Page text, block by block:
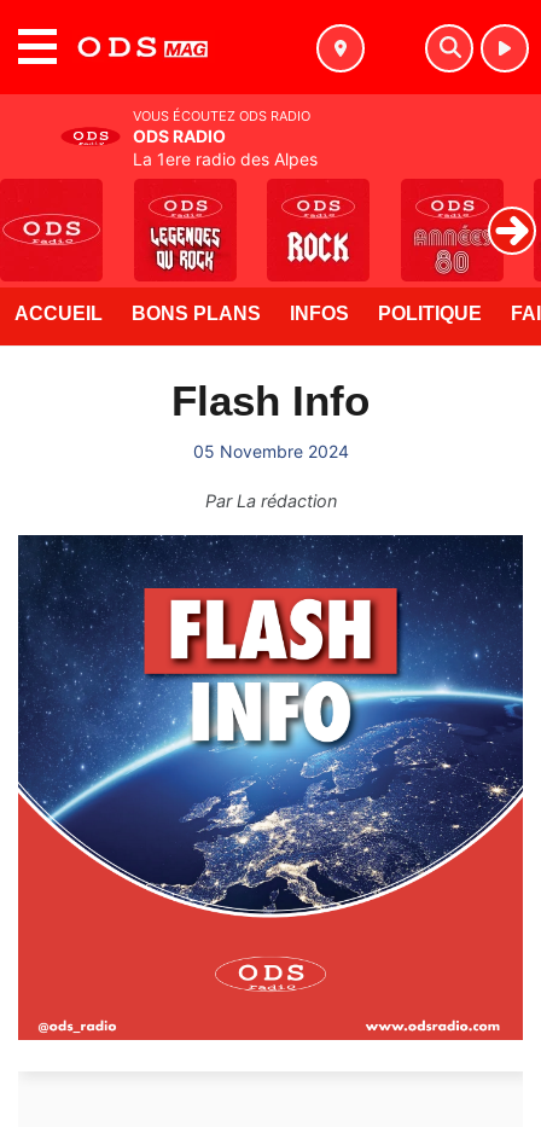
ACCUEIL BONS PLANS INFOS POLITIQUE
Flash Info
05 Novembre 2024
ParLa rédaction
VOUS ÉCOUTEZ ODS RADIO
ODS RADIO
La 1ere radio des Alpes